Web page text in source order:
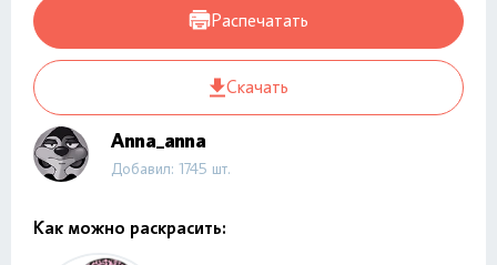
Распечатать
Скачать
Anna_anna
Добавил: 1745 шт.
Как можно раскрасить: